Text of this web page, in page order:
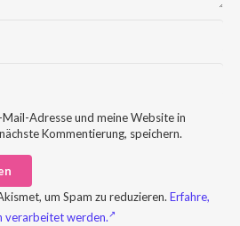
Adresse und meine Website in
Kommentierung, speichern.
um Spam zu reduzieren. Erfahre,
verarbeitet werden.